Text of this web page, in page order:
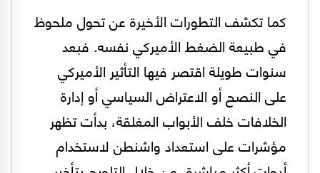
كما تكشف التطورات الأخيرة عن تحول ملحوظ
في طبيعة الضغط الأميركي نفسه. فبعد
سنوات طويلة اقتصر فيها التأثير الأميركي
على النصح أو الاعتراض السياسي أو إدارة
الخلافات خلف الأبواب المغلقة، بدأت تظهر
مؤشرات على استعداد واشنطن لاستخدام